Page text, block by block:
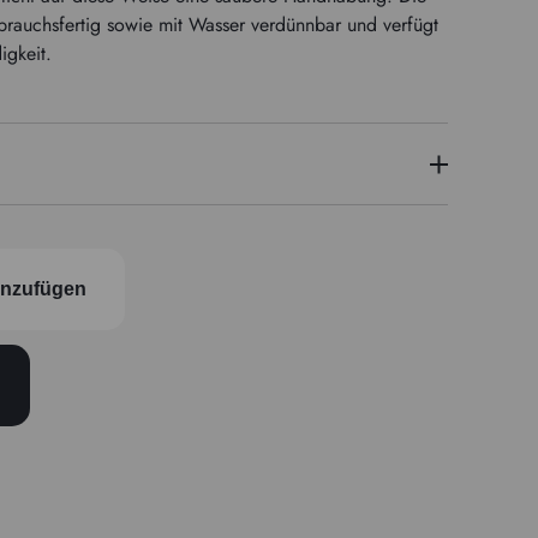
sowie mit Wasser verdünnbar und verfügt